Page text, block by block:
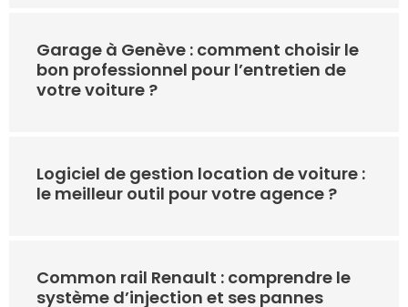
Garage à Genève : comment choisir le
bon professionnel pour l’entretien de
votre voiture ?
Logiciel de gestion location de voiture :
le meilleur outil pour votre agence ?
Common rail Renault : comprendre le
système d’injection et ses pannes